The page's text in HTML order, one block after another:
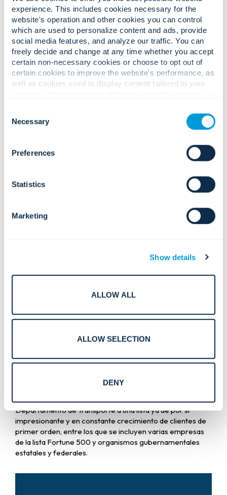
experience. This includes cookies necessary for the
website's operation and other cookies you can control
which are used to personalize content and ads, provide
social media features, and analyze our traffic. You can
freely decide and change at any time whether you accept
certain non-necessary cookies or choose to opt out of
certain cookies to improve the website's performance, as
well as cookies used to display content tailored to your
cookies. Click "Show details" below for more information
about who we share your information with.
Selection
Necessary
Preferences
Statistics
Marketing
Show details
ALLOW ALL
ALLOW SELECTION
DENY
mes a la sede victoriana de Convergint, situada en Port
Melbourne, le brindó la oportunidad de conocer a algunos
de los miembros del equipo que ahora incorporarán al
Departamento de Transporte a una lista ya de por sí
impresionante y en constante crecimiento de clientes de
primer orden, entre los que se incluyen varias empresas
de la lista Fortune 500 y organismos gubernamentales
estatales y federales.